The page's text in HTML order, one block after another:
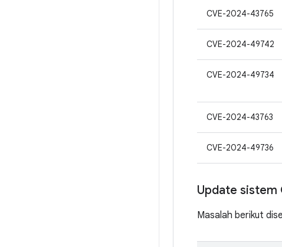
CVE-2024-43765
CVE-2024-49742
CVE-2024-49734
CVE-2024-43763
CVE-2024-49736
Update sistem
Masalah berikut